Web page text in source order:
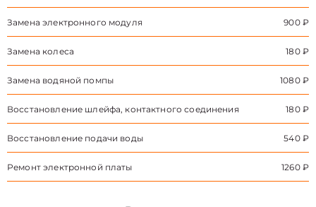
Замена электронного модуля 900 ₽
Замена колеса 180 ₽
Замена водяной помпы 1080 ₽
Восстановление шлейфа, контактного соединения 180 ₽
Восстановление подачи воды 540 ₽
Ремонт электронной платы 1260 ₽